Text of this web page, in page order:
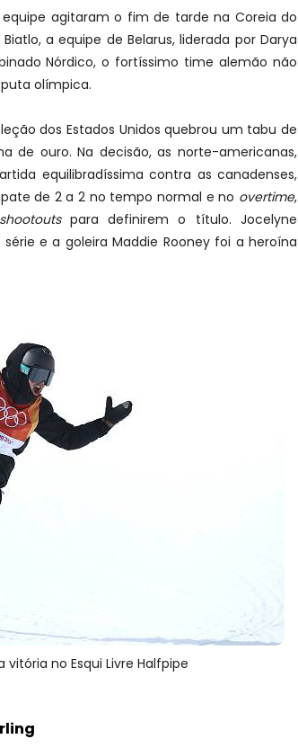
agitaram o fim de tarde na Coreia do
a equipe de Belarus, liderada por Darya
Nórdico, o fortíssimo time alemão não
olímpica.
dos Estados Unidos quebrou um tabu de
de ouro. Na decisão, as norte-americanas,
equilibradíssima contra as canadenses,
de 2 a 2 no tempo normal e no overtime,
shootouts para definirem o título. Jocelyne
e a goleira Maddie Rooney foi a heroína
no Esqui Livre Halfpipe